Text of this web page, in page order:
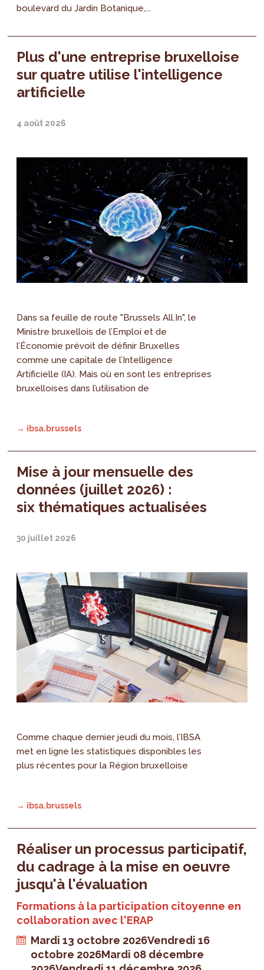
boulevard du Jardin Botanique,...
Plus d'une entreprise bruxelloise
sur quatre utilise l'intelligence
artificielle
4 août 2026
Dans sa feuille de route "Brussels All.In", le
Ministre bruxellois de l’Emploi et de
l’Économie prévoit de définir Bruxelles
comme une capitale de l’Intelligence
Artificielle (IA). Mais où en sont les entreprises
bruxelloises dans l’utilisation de
→ ibsa.brussels
Mise à jour mensuelle des
données (juillet 2026) :
six thématiques actualisées
30 juillet 2026
Comme chaque dernier jeudi du mois, l’IBSA
met en ligne les statistiques disponibles les
plus récentes pour la Région bruxelloise
→ ibsa.brussels
Réaliser un processus participatif,
du cadrage à la mise en oeuvre
jusqu'à l'évaluation
Formations à la participation citoyenne en
collaboration avec l'ERAP
Mardi 13 octobre 2026Vendredi 16
octobre 2026Mardi 08 décembre